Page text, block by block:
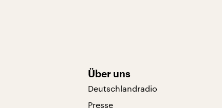
Über uns
Deutschlandradio
Presse